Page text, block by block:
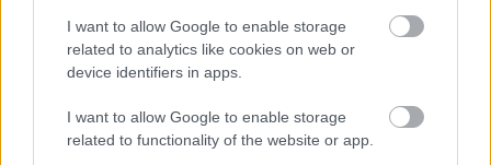
I want to allow Google to enable storage
related to analytics like cookies on web or
device identifiers in apps.
I want to allow Google to enable storage
related to functionality of the website or app.